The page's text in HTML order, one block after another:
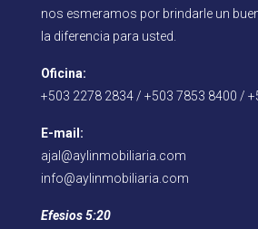
nos esmeramos por brindarle un
la diferencia para usted.
Oficina:
+503 2278 2834 / +503 7853 8400 /
E-mail:
ajal@aylinmobiliaria.com
info@aylinmobiliaria.com
Efesios 5:20